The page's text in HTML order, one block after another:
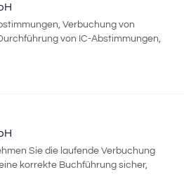
Verbuchung von
von IC-Abstimmungen,
Sie die laufende Verbuchung
korrekte Buchführung sicher,